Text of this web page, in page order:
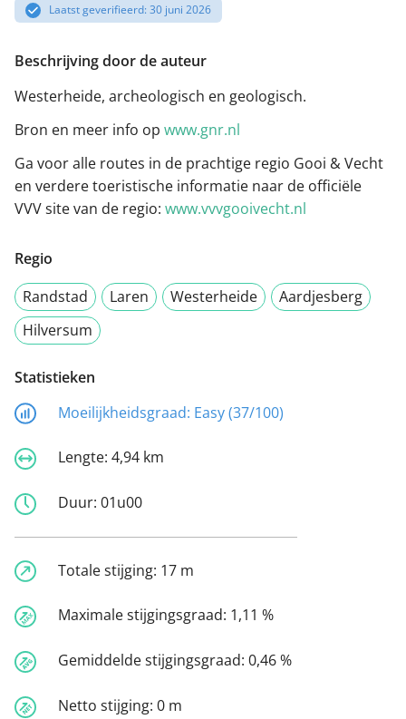
Laatst geverifieerd: 30 juni 2026
Beschrijving door de auteur
Westerheide, archeologisch en geologisch.
Bron en meer info op www.gnr.nl
Ga voor alle routes in de prachtige regio Gooi & Vecht
en verdere toeristische informatie naar de officiële
VVV site van de regio: www.vvvgooivecht.nl
Regio
Randstad
Laren Westerheide
Aardjesberg
Hilversum
Statistieken
Moeilijkheidsgraad: Easy (37/100)
Lengte: 4,94 km
Duur: 01u00
Totale stijging: 17 m
Maximale stijgingsgraad: 1,11 %
Gemiddelde stijgingsgraad: 0,46 %
Netto stijging: 0 m